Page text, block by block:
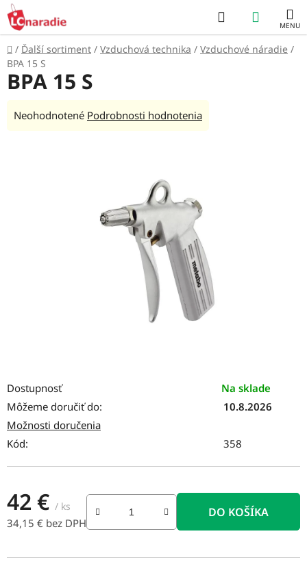
Prejsť
na
obsah
Hľadať
KOŠÍK
Domov
/ Ďalší sortiment / Vzduchová technika / Vzduchové náradie /
BPA 15 S
Dostupnosť
Na sklade
Môžeme doručiť do:
10.8.2026
Možnosti doručenia
Kód:
358
42 € / ks
34,15 € bez DPH
DO KOŠÍKA
BPA 15 S
Priemerné
Neohodnotené Podrobnosti hodnotenia